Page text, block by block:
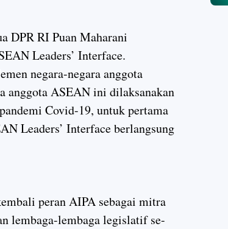
DPR RI Puan Maharani
Leaders’ Interface.
negara-negara anggota
anggota ASEAN ini dilaksanakan
Covid-19, untuk pertama
Leaders’ Interface berlangsung
peran AIPA sebagai mitra
lembaga-lembaga legislatif se-